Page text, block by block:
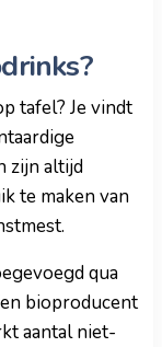
tafel? Je vindt
zijn altijd
te maken van
qua
bioproducent
aantal niet-